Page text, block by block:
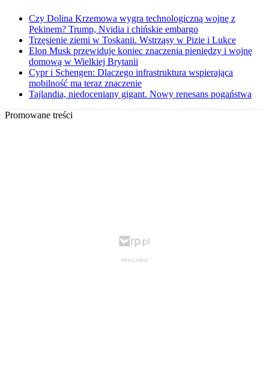
Czy Dolina Krzemowa wygra technologiczną wojnę z
Pekinem? Trump, Nvidia i chińskie embargo
Trzęsienie ziemi w Toskanii. Wstrząsy w Pizie i Lukce
Elon Musk przewiduje koniec znaczenia pieniędzy i wojnę
domową w Wielkiej Brytanii
Cypr i Schengen: Dlaczego infrastruktura wspierająca
mobilność ma teraz znaczenie
Tajlandia, niedoceniany gigant. Nowy renesans pogaństwa
Promowane treści